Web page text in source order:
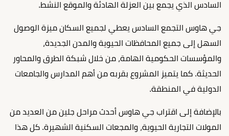
السادس الذي يجمع بين العزلة الهادئة والموقع النشط.
جي هاوس التجمع السادس يعطي لجميع السكان ميزة الوصول
السهل إلى جميع المحافظات الحيوية والمدن الجديدة،
والمؤسسات الحكومية الهامة، من خلال شبكة الطرق والمحاور
الحديثة. كما يتميز المشروع بقربه من أهم المدارس والجامعات
الدولية في المنطقة.
بالإضافة إلى اقتراب جي هاوس أحدث مراحل جلين من العديد من
المولات التجارية الحيوية، والمجعات السكنية الشهيرة. كل هذا